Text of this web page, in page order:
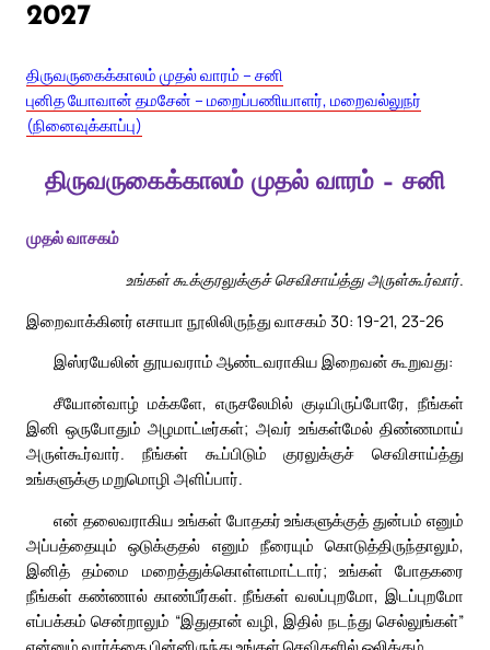
2027
திருவருகைக்காலம் முதல் வாரம் – சனி
புனித யோவான் தமசேன் – மறைப்பணியாளர், மறைவல்லுநர்
(நினைவுக்காப்பு)
திருவருகைக்காலம் முதல் வாரம் – சனி
முதல் வாசகம்
உங்கள் கூக்குரலுக்குச் செவிசாய்த்து அருள்கூர்வார்.
இறைவாக்கினர் எசாயா நூலிலிருந்து வாசகம் 30: 19-21, 23-26
இஸ்ரயேலின் தூயவராம் ஆண்டவராகிய இறைவன் கூறுவது:
சீயோன்வாழ் மக்களே, எருசலேமில் குடியிருப்போரே, நீங்கள்
இனி ஒருபோதும் அழமாட்டீர்கள்; அவர் உங்கள்மேல் திண்ணமாய்
அருள்கூர்வார். நீங்கள் கூப்பிடும் குரலுக்குச் செவிசாய்த்து
உங்களுக்கு மறுமொழி அளிப்பார்.
என் தலைவராகிய உங்கள் போதகர் உங்களுக்குத் துன்பம் எனும்
அப்பத்தையும் ஒடுக்குதல் எனும் நீரையும் கொடுத்திருந்தாலும்,
இனித் தம்மை மறைத்துக்கொள்ளமாட்டார்; உங்கள் போதகரை
நீங்கள் கண்ணால் காண்பீர்கள். நீங்கள் வலப்புறமோ, இடப்புறமோ
எப்பக்கம் சென்றாலும் “இதுதான் வழி, இதில் நடந்து செல்லுங்கள்”